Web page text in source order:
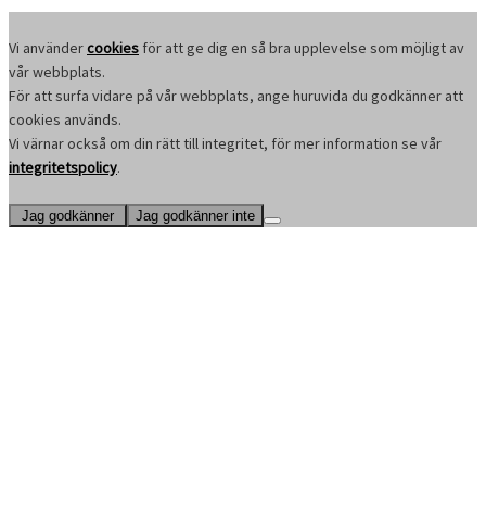
Vi användercookies för att ge dig en så bra upplevelse som möjligt av
vår webbplats.
För att surfa vidare på vår webbplats, ange huruvida du godkänner att
cookies används.
Vi värnar också om din rätt till integritet, för mer information se vår
integritetspolicy.
Jag godkänner Jag godkänner inte